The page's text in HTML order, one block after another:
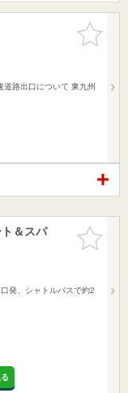
お気に入
りに追加
道路出口について 東九州
お気に入
りに追加
＆スパ
発、シャトルバスで約2